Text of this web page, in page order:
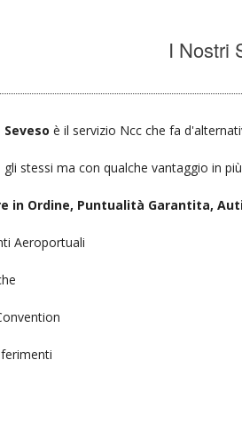
I Nostri
Sevesoè il servizio Ncc che fa
gli stessi ma con qualche vantaggio in
in Ordine, Puntualità Garantita,
Aeroportuali